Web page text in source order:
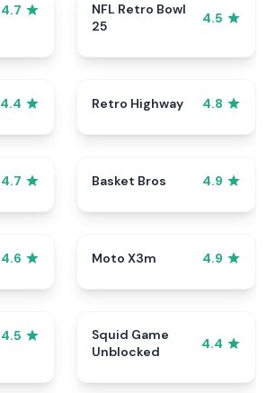
4.7
NFL Retro Bowl
25
4.5
4.4 Retro Highway 4.8
4.7 Basket Bros 4.9
4.6 Moto X3m 4.9
4.5
Squid Game
Unblocked
4.4